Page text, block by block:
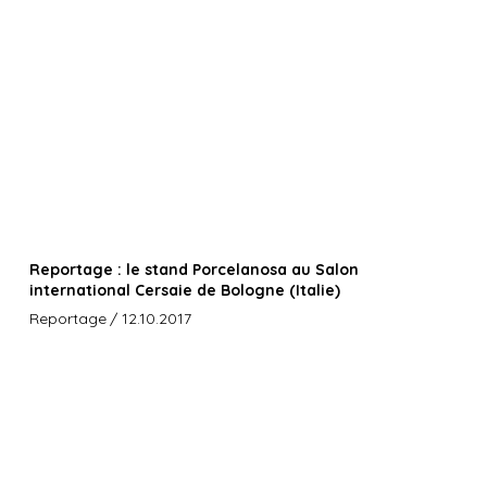
Reportage : le stand Porcelanosa au Salon
international Cersaie de Bologne (Italie)
Reportage / 12.10.2017